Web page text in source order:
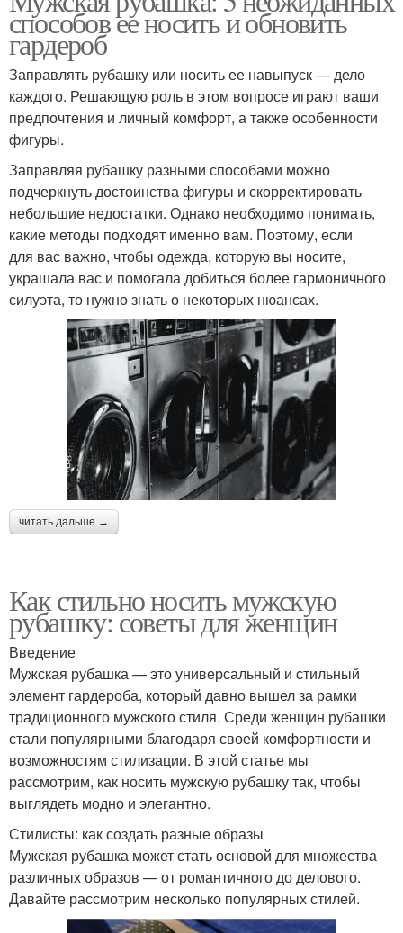
способов ее носить и обновить
гардероб
Заправлять рубашку или носить ее навыпуск — дело
каждого. Решающую роль в этом вопросе играют ваши
предпочтения и личный комфорт, а также особенности
фигуры.
Заправляя рубашку разными способами можно
подчеркнуть достоинства фигуры и скорректировать
небольшие недостатки. Однако необходимо понимать,
какие методы подходят именно вам. Поэтому, если
для вас важно, чтобы одежда, которую вы носите,
украшала вас и помогала добиться более гармоничного
силуэта, то нужно знать о некоторых нюансах.
читать дальше →
Как стильно носить мужскую
рубашку: советы для женщин
Введение
Мужская рубашка — это универсальный и стильный
элемент гардероба, который давно вышел за рамки
традиционного мужского стиля. Среди женщин рубашки
стали популярными благодаря своей комфортности и
возможностям стилизации. В этой статье мы
рассмотрим, как носить мужскую рубашку так, чтобы
выглядеть модно и элегантно.
Стилисты: как создать разные образы
Мужская рубашка может стать основой для множества
различных образов — от романтичного до делового.
Давайте рассмотрим несколько популярных стилей.